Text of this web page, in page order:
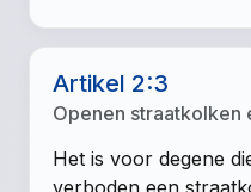
Artikel 2:3
Openen straatkolken
Het is voor degene